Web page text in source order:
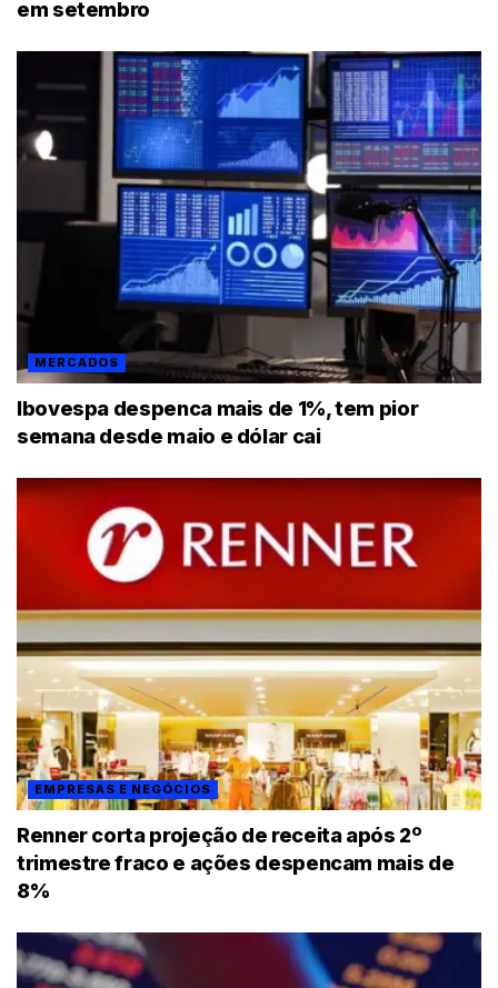
em setembro
MERCADOS
Ibovespa despenca mais de 1%, tem pior
semana desde maio e dólar cai
EMPRESAS E NEGÓCIOS
Renner corta projeção de receita após 2º
trimestre fraco e ações despencam mais de
8%